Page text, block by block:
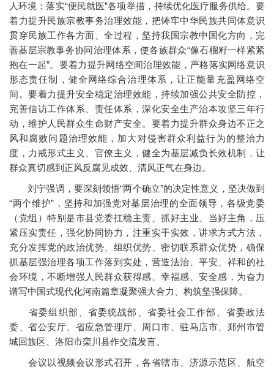
人环境；落实“便民就医”各项举措，持续优化医疗服务供给。要
着力提升民族宗教事务治理效能，把铸牢中华民族共同体意识
贯穿民族工作各方面、全过程，坚持我国宗教中国化方向，完
善基层宗教事务协同治理体系，使各族群众“像石榴籽一样紧紧
抱在一起”。要着力提升网络空间治理效能，严格落实网络意识
形态责任制，健全网络综合治理体系，让正能量充盈网络空
间。要着力提升安全稳定治理效能，持续加强公共安全防控，
完善信访工作体系、责任体系，深化安全生产治本攻坚三年行
动，维护人民群众生命财产安全。要着力提升群众身边不正之
风和腐败问题治理效能，加大对侵害群众利益行为的整治力
度，力戒形式主义、官僚主义，健全为基层减负长效机制，让
群众真切感到正风反腐见成效、清风正气在身边。
刘宁强调，要深刻领悟“两个确立”的决定性意义，坚决做到
“两个维护”，坚持和加强党对基层治理的全面领导，各级党委
（党组）特别是市县党委扛稳主责、抓好主业、当好主角，压
紧压实责任，强化协同协力，注重实干实效，讲求方式方法，
充分发挥党的政治优势、组织优势、密切联系群众优势，确保
抓基层强治理各项工作落到实处，营造法治、平安、祥和的社
会环境，不断增强人民群众获得感、幸福感、安全感，为奋力
谱写中国式现代化河南篇章凝聚强大合力、构筑坚强保障。
省委组织部、省委统战部、省委社会工作部、省委政法
委、省公安厅、省应急管理厅、周口市、驻马店市、郑州市管
城回族区、洛阳市栾川县作交流发言。
会议以视频会议形式召开，各省辖市、济源示范区、航空